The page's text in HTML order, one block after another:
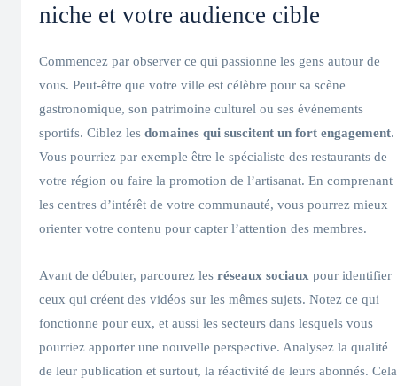
niche et votre audience cible
Commencez par observer ce qui passionne les gens autour de
vous. Peut-être que votre ville est célèbre pour sa scène
gastronomique, son patrimoine culturel ou ses événements
sportifs. Ciblez les domaines qui suscitent un fort engagement.
Vous pourriez par exemple être le spécialiste des restaurants de
votre région ou faire la promotion de l’artisanat. En comprenant
les centres d’intérêt de votre communauté, vous pourrez mieux
orienter votre contenu pour capter l’attention des membres.
Avant de débuter, parcourez les réseaux sociaux pour identifier
ceux qui créent des vidéos sur les mêmes sujets. Notez ce qui
fonctionne pour eux, et aussi les secteurs dans lesquels vous
pourriez apporter une nouvelle perspective. Analysez la qualité
de leur publication et surtout, la réactivité de leurs abonnés. Cela